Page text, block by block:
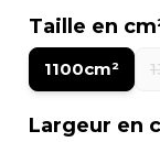
Taille en
1100cm²
Largeur en